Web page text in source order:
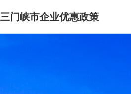
三门峡市企业优惠政策